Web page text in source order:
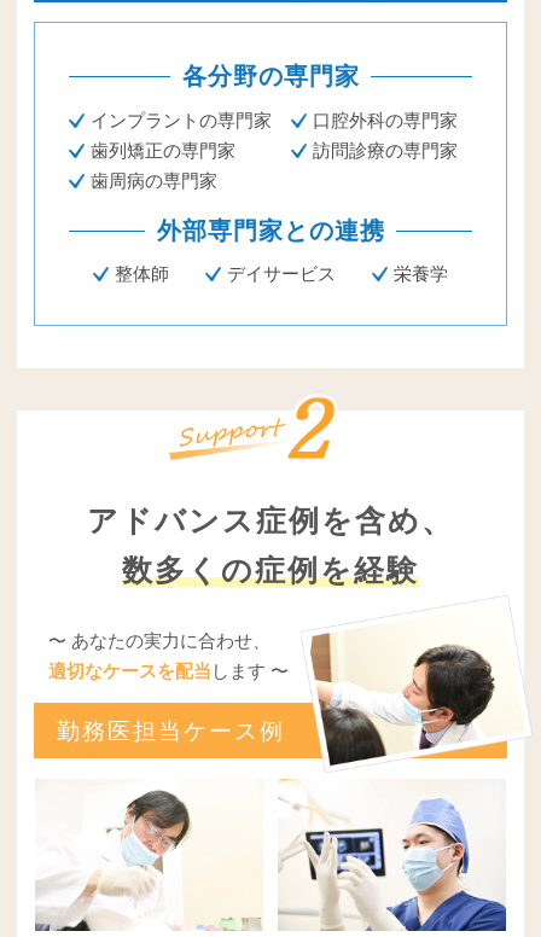
各分野の専門家
インプラントの専門家
口腔外科の専門家
歯列矯正の専門家
訪問診療の専門家
歯周病の専門家
外部専門家との連携
整体師 デイサービス 栄養学
アドバンス症例を含め、
数多くの症例を経験
〜 あなたの実力に合わせ、
適切なケースを配当 します 〜
勤務医担当ケース例